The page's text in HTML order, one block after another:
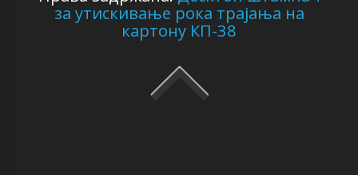
за утискивање рока трајања на
картону КП-38